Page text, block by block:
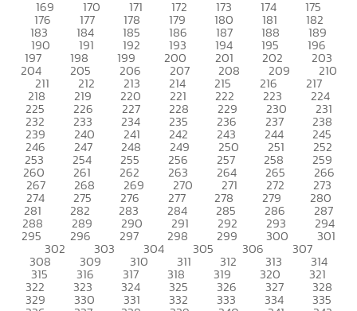
169 170 171 172 173 174 175
176 177 178 179 180 181 182
183 184 185 186 187 188 189
190 191 192 193 194 195 196
197 198 199 200 201 202 203
204 205 206 207 208 209 210
211 212 213 214 215 216 217
218 219 220 221 222 223 224
225 226 227 228 229 230 231
232 233 234 235 236 237 238
239 240 241 242 243 244 245
246 247 248 249 250 251 252
253 254 255 256 257 258 259
260 261 262 263 264 265 266
267 268 269 270 271 272 273
274 275 276 277 278 279 280
281 282 283 284 285 286 287
288 289 290 291 292 293 294
295 296 297 298 299 300 301
302 303 304 305 306 307
308 309 310 311 312 313 314
315 316 317 318 319 320 321
322 323 324 325 326 327 328
329 330 331 332 333 334 335